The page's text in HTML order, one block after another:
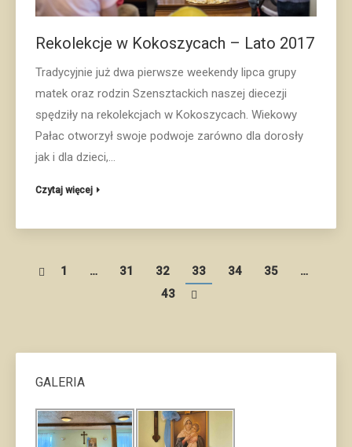
Rekolekcje w Kokoszycach – Lato 2017
Tradycyjnie już dwa pierwsze weekendy lipca grupy
matek oraz rodzin Szensztackich naszej diecezji
spędziły na rekolekcjach w Kokoszycach. Wiekowy
Pałac otworzył swoje podwoje zarówno dla dorosły
jak i dla dzieci,…
Czytaj więcej
1 … 31 32 33 34 35
…
43
GALERIA